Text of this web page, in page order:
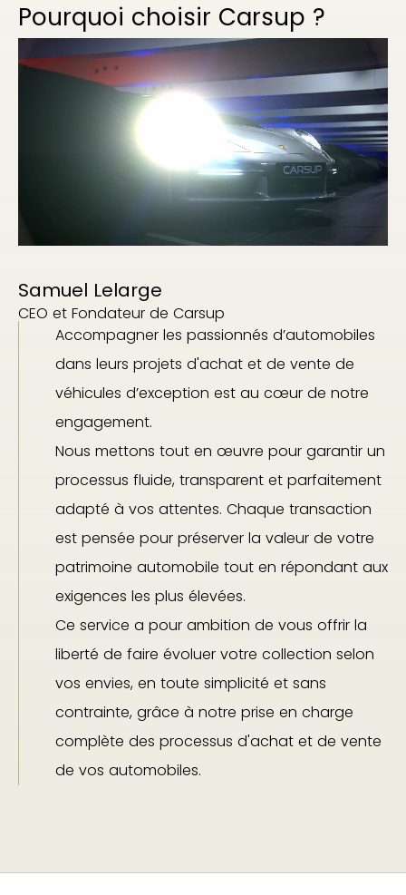
Pourquoi choisir Carsup ?
Samuel Lelarge
CEO et Fondateur de Carsup
Accompagner les passionnés d’automobiles
dans leurs projets d'achat et de vente de
véhicules d’exception est au cœur de notre
engagement.
Nous mettons tout en œuvre pour garantir un
processus fluide, transparent et parfaitement
adapté à vos attentes. Chaque transaction
est pensée pour préserver la valeur de votre
patrimoine automobile tout en répondant aux
exigences les plus élevées.
Ce service a pour ambition de vous offrir la
liberté de faire évoluer votre collection selon
vos envies, en toute simplicité et sans
contrainte, grâce à notre prise en charge
complète des processus d'achat et de vente
de vos automobiles.